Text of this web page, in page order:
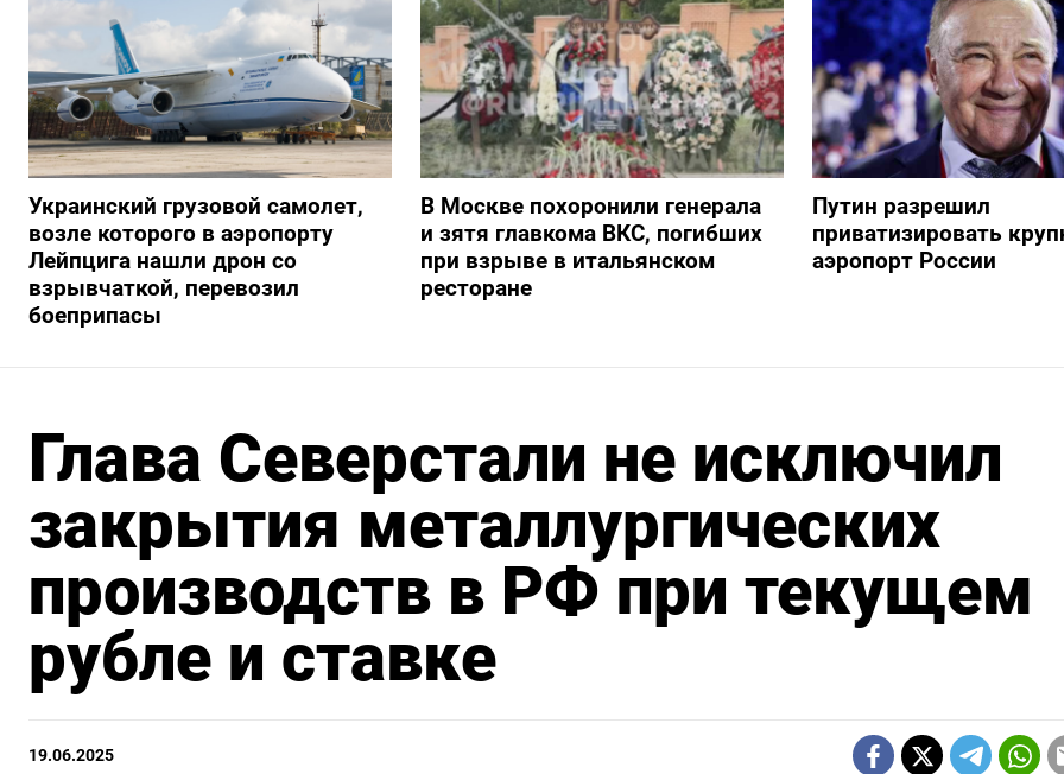
Украинский грузовой самолет,
возле которого в аэропорту
Лейпцига нашли дрон со
взрывчаткой, перевозил
боеприпасы
В Москве похоронили генерала
и зятя главкома ВКС, погибших
при взрыве в итальянском
ресторане
Путин разрешил
приватизировать
аэропорт России
Глава Северстали не исключил
закрытия металлургических
производств в РФ при текущем
рубле и ставке
19.06.2025